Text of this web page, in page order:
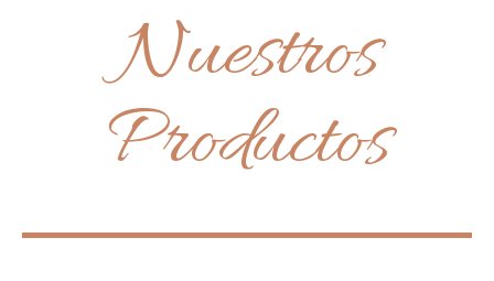
Nuestros
Productos